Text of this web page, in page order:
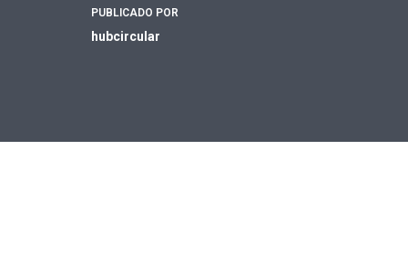
PUBLICADO POR
hubcircular